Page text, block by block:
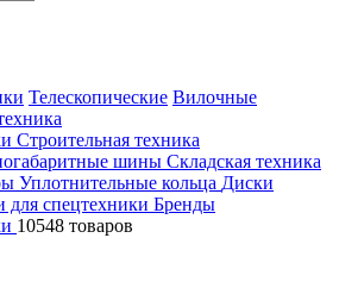
Телескопические Вилочные
Строительная техника
шины Складская техника
Уплотнительные кольца Диски
для спецтехники Бренды
10548 товаров